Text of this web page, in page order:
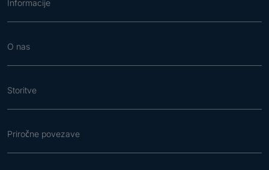
Informacije
O nas
Storitve
Priročne povezave